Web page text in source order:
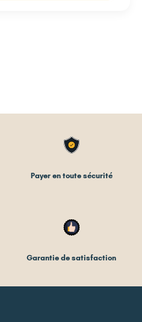
Payer en toute sécurité
Garantie de satisfaction